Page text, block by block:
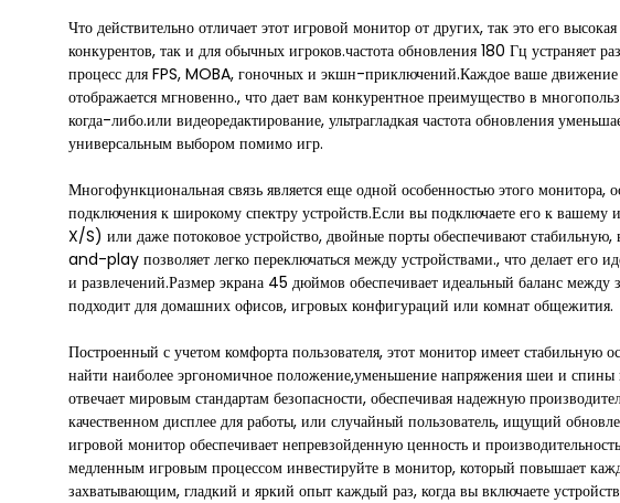
Что действительно отличает этот игровой монитор от других, так это его
конкурентов, так и для обычных игроков.частота обновления 180 Гц устраняет
процесс для FPS, MOBA, гоночных и экшн-приключений.Каждое ваше
отображается мгновенно., что дает вам конкурентное преимущество в
когда-либо.или видеоредактирование, ультрагладкая частота обновления
универсальным выбором помимо игр.
Многофункциональная связь является еще одной особенностью этого
подключения к широкому спектру устройств.Если вы подключаете его к
X/S) или даже потоковое устройство, двойные порты обеспечивают
and-play позволяет легко переключаться между устройствами., что делает его
и развлечений.Размер экрана 45 дюймов обеспечивает идеальный баланс
подходит для домашних офисов, игровых конфигураций или комнат общежития.
Построенный с учетом комфорта пользователя, этот монитор имеет
найти наиболее эргономичное положение,уменьшение напряжения шеи и
отвечает мировым стандартам безопасности, обеспечивая надежную
качественном дисплее для работы, или случайный пользователь, ищущий
игровой монитор обеспечивает непревзойденную ценность и
медленным игровым процессом инвестируйте в монитор, который повышает
захватывающим, гладкий и яркий опыт каждый раз, когда вы включаете